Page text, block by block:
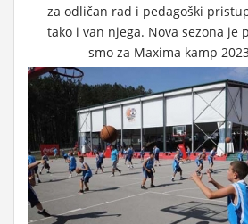
za odličan rad i pedagoški
tako i van njega. Nova sezona je
smo za Maxima kamp